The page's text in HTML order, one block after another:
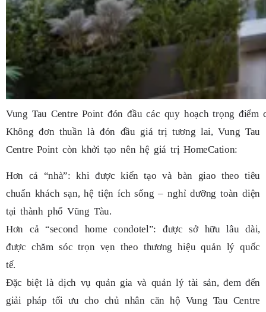
Vung Tau Centre Point đón đầu các quy hoạch trọng điểm
Không đơn thuần là đón đầu giá trị tương lai, Vung Tau
Centre Point còn khởi tạo nên hệ giá trị HomeCation:
Hơn cả “nhà”: khi được kiến tạo và bàn giao theo tiêu
chuẩn khách sạn, hệ tiện ích sống – nghỉ dưỡng toàn diện
tại thành phố Vũng Tàu.
Hơn cả “second home condotel”: được sở hữu lâu dài,
được chăm sóc trọn vẹn theo thương hiệu quản lý quốc
tế.
Đặc biệt là dịch vụ quản gia và quản lý tài sản, đem đến
giải pháp tối ưu cho chủ nhân căn hộ Vung Tau Centre